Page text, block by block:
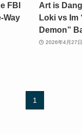
FBI
Way
Art is
Loki vs Im
Demon”
2026年4月27日
1